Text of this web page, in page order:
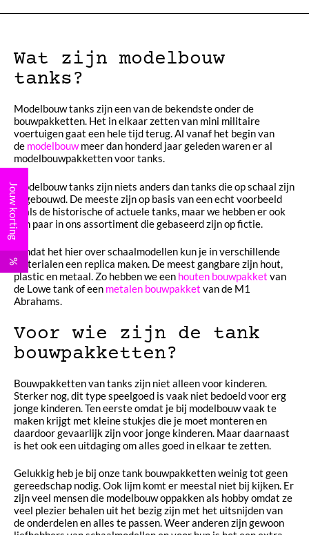
Wat zijn modelbouw
tanks?
Modelbouw tanks zijn een van de bekendste onder de
bouwpakketten. Het in elkaar zetten van mini militaire
voertuigen gaat een hele tijd terug. Al vanaf het begin van
de modelbouwmeer dan honderd jaar geleden waren er al
modelbouwpakketten voor tanks.
Modelbouw tanks zijn niets anders dan tanks die op schaal zijn
nagebouwd. De meeste zijn op basis van een echt voorbeeld
zoals de historische of actuele tanks, maar we hebben er ook
een paar in ons assortiment die gebaseerd zijn op fictie.
Omdat het hier over schaalmodellen kun je in verschillende
materialen een replica maken. De meest gangbare zijn hout,
plastic en metaal. Zo hebben we een houten bouwpakket van
de Lowe tank of een metalen bouwpakket van de M1
Abrahams.
Voor wie zijn de tank
bouwpakketten?
Bouwpakketten van tanks zijn niet alleen voor kinderen.
Sterker nog, dit type speelgoed is vaak niet bedoeld voor erg
jonge kinderen. Ten eerste omdat je bij modelbouw vaak te
maken krijgt met kleine stukjes die je moet monteren en
daardoor gevaarlijk zijn voor jonge kinderen. Maar daarnaast
is het ook een uitdaging om alles goed in elkaar te zetten.
Gelukkig heb je bij onze tank bouwpakketten weinig tot geen
gereedschap nodig. Ook lijm komt er meestal niet bij kijken. Er
zijn veel mensen die modelbouw oppakken als hobby omdat ze
veel plezier behalen uit het bezig zijn met het uitsnijden van
de onderdelen en alles te passen. Weer anderen zijn gewoon
Jouw korting
%